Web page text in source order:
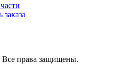
заказа
права защищены.